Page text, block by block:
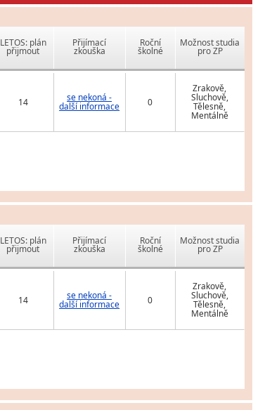
LETOS: plán
přijmout
Přijímací
zkouška
Roční
školné
Možnost studia
pro ZP
14 se nekoná -
další informace 0
Zrakově,
Sluchově,
Tělesně,
Mentálně
LETOS: plán
přijmout
Přijímací
zkouška
Roční
školné
Možnost studia
pro ZP
14 se nekoná -
další informace 0
Zrakově,
Sluchově,
Tělesně,
Mentálně